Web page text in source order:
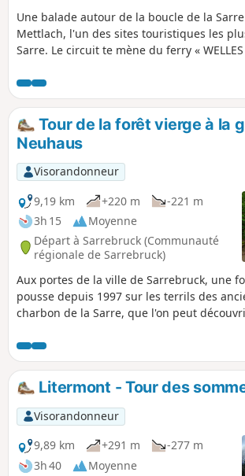
Une balade autour de la boucle de la
Mettlach, l'un des sites touristiques les
Sarre. Le circuit te mène du ferry «
ton point de départ.
Tour de la forêt vierge à la
Neuhaus
Visorandonneur
9,19 km
+220 m
-221 m
3h 15
Moyenne
Départ à Sarrebruck (Communauté
régionale de Sarrebruck)
Aux portes de la ville de Sarrebruck, une
pousse depuis 1997 sur les terrils des
charbon de la Sarre, que l'on peut
protection naturelle et il a été renoncé à
forestière future.
Litermont - Tour des
Visorandonneur
9,89 km
+291 m
-277 m
3h 40
Moyenne